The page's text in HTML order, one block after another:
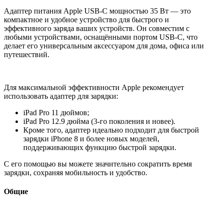
Адаптер питания Apple USB‑C мощностью 35 Вт — это
компактное и удобное устройство для быстрого и
эффективного заряда ваших устройств. Он совместим с
любыми устройствами, оснащёнными портом USB-C, что
делает его универсальным аксессуаром для дома, офиса или
путешествий.
Для максимальной эффективности Apple рекомендует
использовать адаптер для зарядки:
iPad Pro 11 дюймов;
iPad Pro 12.9 дюйма (3-го поколения и новее).
Кроме того, адаптер идеально подходит для быстрой
зарядки iPhone 8 и более новых моделей,
поддерживающих функцию быстрой зарядки.
С его помощью вы можете значительно сократить время
зарядки, сохраняя мобильность и удобство.
Общие